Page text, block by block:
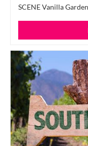
SCENE Vanilla